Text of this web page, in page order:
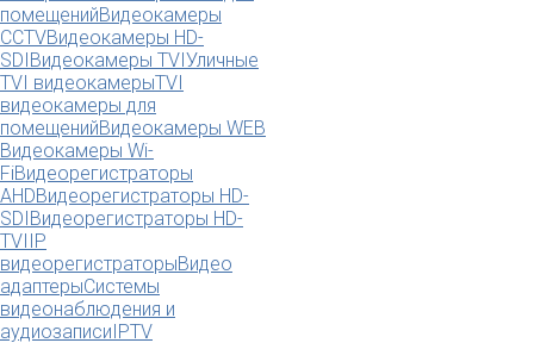
помещенийВидеокамеры
CCTVВидеокамеры HD-
SDIВидеокамеры TVIУличные
TVI видеокамерыTVI
видеокамеры для
помещенийВидеокамеры WEB
Видеокамеры Wi-
FiВидеорегистраторы
AHDВидеорегистраторы HD-
SDIВидеорегистраторы HD-
TVI IP
видеорегистраторыВидео
адаптерыСистемы
видеонаблюдения и
аудиозаписиIPTV